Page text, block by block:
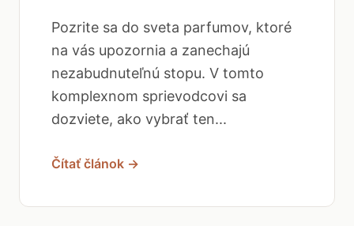
Pozrite sa do sveta parfumov, ktoré
na vás upozornia a zanechajú
nezabudnuteľnú stopu. V tomto
komplexnom sprievodcovi sa
dozviete, ako vybrať ten...
Čítať článok →